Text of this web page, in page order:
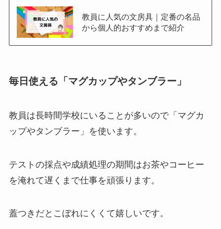
教員に人気の文房具｜定番の名品
から個人的おすすめまで紹介
毎日使える「マグカップやタンブラー」
教員は長時間学校にいることが多いので「マグカ
ップやタンブラー」を使います。
テストの採点や成績処理の期間はお茶やコーヒー
を淹れて遅くまで仕事を頑張ります。
蓋つきだとこぼれにくくて嬉しいです。